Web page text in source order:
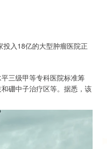
入18亿的大型肿瘤医院正
三级甲等专科医院标准筹
硼中子治疗区等。据悉，该